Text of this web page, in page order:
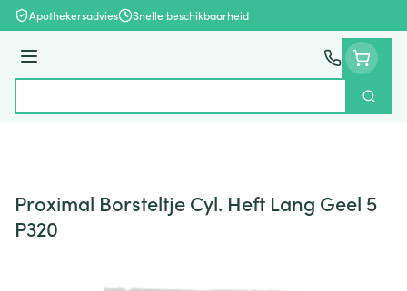
Ga naar de inhoud
Apothekersadvies Snelle beschikbaarheid
Menu
Zoek
Proximal Borsteltje Cyl. Heft Lang Geel 5
P320